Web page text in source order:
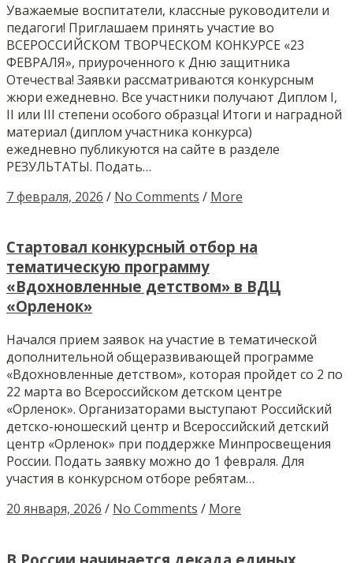
Уважаемые воспитатели, классные руководители и
педагоги! Приглашаем принять участие во
ВСЕРОССИЙСКОМ ТВОРЧЕСКОМ КОНКУРСЕ «23
ФЕВРАЛЯ», приуроченного к Дню защитника
Отечества! Заявки рассматриваются конкурсным
жюри ежедневно. Все участники получают Диплом I,
II или III степени особого образца! Итоги и наградной
материал (диплом участника конкурса)
ежедневно публикуются на сайте в разделе
РЕЗУЛЬТАТЫ. Подать…
7 февраля, 2026 / No Comments / More
Стартовал конкурсный отбор на
тематическую программу
«Вдохновленные детством» в ВДЦ
«Орленок»
Начался прием заявок на участие в тематической
дополнительной общеразвивающей программе
«Вдохновленные детством», которая пройдет со 2 по
22 марта во Всероссийском детском центре
«Орленок». Организаторами выступают Российский
детско-юношеский центр и Всероссийский детский
центр «Орленок» при поддержке Минпросвещения
России. Подать заявку можно до 1 февраля. Для
участия в конкурсном отборе ребятам…
20 января, 2026 / No Comments / More